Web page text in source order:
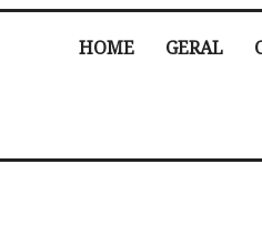
HOME GERAL